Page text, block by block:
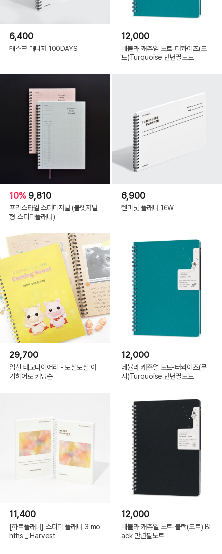
6,400
태스크 매니저 100DAYS
12,000
네뷸라 캐쥬얼 노트-터콰이즈(도
트)Turquoise 만년필노트
10% 9,810
프리스타일 스터디저널 (불렛저널
형 스터디플래너)
6,900
텐미닛 플래너 16W
29,700
임신 태교다이어리 - 토실토실 아
기히어로 커밍순
12,000
네뷸라 캐쥬얼 노트-터콰이즈(무
지)Turquoise 만년필노트
11,400
[하트플래너] 스터디 플래너 3 mo
nths _ Harvest
12,000
네뷸라 캐쥬얼 노트-블랙(도트) Bl
ack 만년필노트